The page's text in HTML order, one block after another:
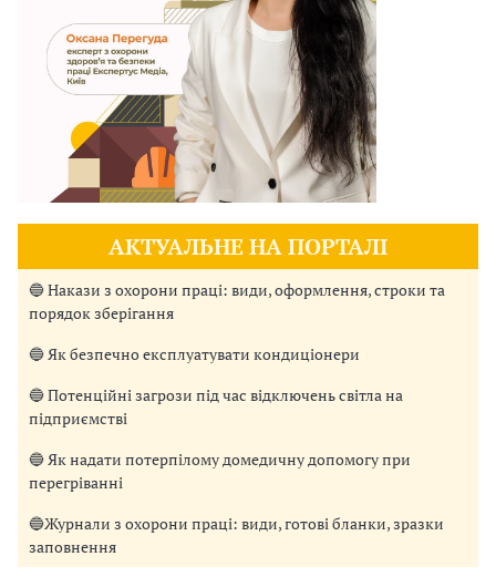
АКТУАЛЬНЕ НА ПОРТАЛІ
🔵 Накази з охорони праці: види, оформлення, строки та
порядок зберігання
🔵 Як безпечно експлуатувати кондиціонери
🔵 Потенційні загрози під час відключень світла на
підприємстві
🔵 Як надати потерпілому домедичну допомогу при
перегріванні
🔵Журнали з охорони праці: види, готові бланки, зразки
заповнення